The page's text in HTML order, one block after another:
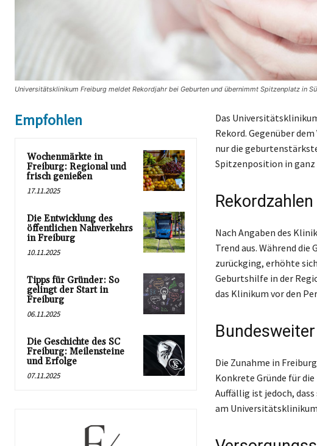
Universitätsklinikum Freiburg meldet Rekordjahr bei Geburten und übernimmt Spitzenplatz in
Empfohlen
Wochenmärkte in
Freiburg: Regional und
frisch genießen
17.11.2025
Die Entwicklung des
öffentlichen Nahverkehrs
in Freiburg
10.11.2025
Tipps für Gründer: So
gelingt der Start in
Freiburg
06.11.2025
Die Geschichte des SC
Freiburg: Meilensteine
und Erfolge
07.11.2025
Das
Rekord. Gegenüber
nur die
Spitzenposition in ganz
Nach Angaben des
Trend aus. Während
zurückging, erhöhte
Geburtshilfe in der
das Klinikum vor den
Die Zunahme in
Konkrete Gründe für
Auffällig ist jedoch,
am